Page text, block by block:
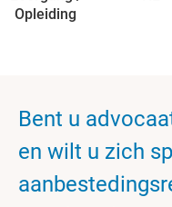
Opleiding
Bent u
en wilt u zich